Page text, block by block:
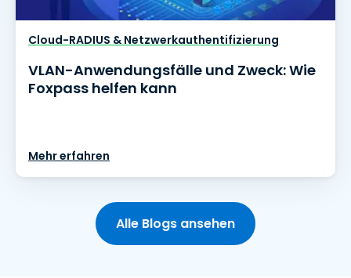
Cloud-RADIUS & Netzwerkauthentifizierung
VLAN-Anwendungsfälle und Zweck: Wie
Foxpass helfen kann
Mehr erfahren
Alle Blogs ansehen